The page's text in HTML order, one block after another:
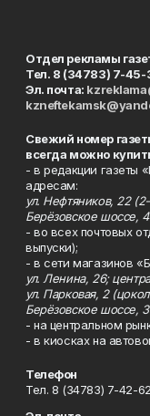
Отдел рекламы
Тел. 8 (34783) 7-45-
Эл. почта:
Свежий номер
всегда можно
- в редакции газеты
адресам:
ул. Нефтяников, 22
Берёзовское шоссе,
- во всех почтовых
выпуски);
- в сети магазинов
ул. Ленина, 26;
ул. Парковая, 2
Берёзовское шоссе,
- на центральном
- в киосках на
Телефон
Тел. 8 (34783) 7-42-